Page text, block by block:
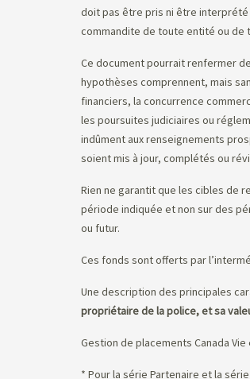
doit pas être pris ni être interprété
commandite de toute entité ou de
Ce document pourrait renfermer
hypothèses comprennent, mais
financiers, la concurrence
les poursuites judiciaires ou
indûment aux renseignements
soient mis à jour, complétés ou
Rien ne garantit que les cibles de
période indiquée et non sur des
ou futur.
Ces fonds sont offerts par
Une description des principales
propriétaire de la police, et sa
Gestion de placements Canada
* Pour la série Partenaire et la